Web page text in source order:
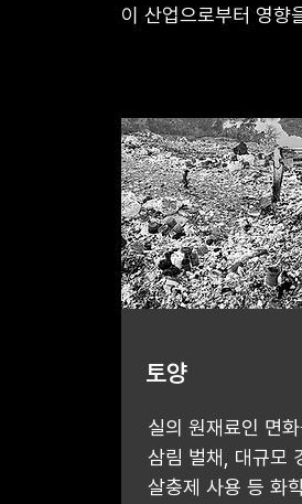
이 산업으로부터 영향
토양
실의 원재료인 면
삼림 벌채, 대규모
살충제 사용 등 화